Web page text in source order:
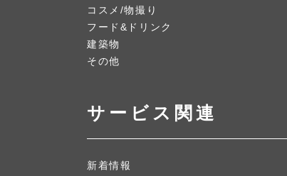
コスメ/物撮り
フード&ドリンク
建築物
その他
サービス関連
新着情報